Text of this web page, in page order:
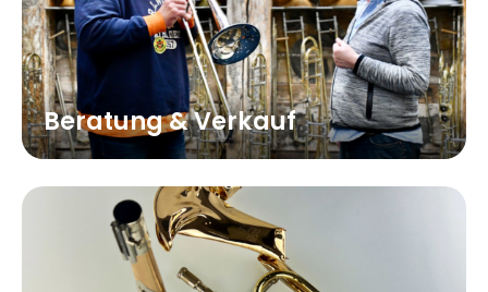
Beratung & Verkauf